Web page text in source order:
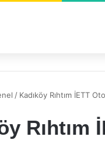
/ Kadıköy Rıhtım İETT
Rıhtım